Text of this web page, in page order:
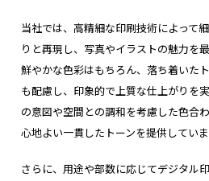
当社では、高精細な印刷技術によって
りと再現し、写真やイラストの魅力を
鮮やかな色彩はもちろん、落ち着いた
も配慮し、印象的で上質な仕上がりを
の意図や空間との調和を考慮した色合
心地よい一貫したトーンを提供していま
さらに、用途や部数に応じてデジタル